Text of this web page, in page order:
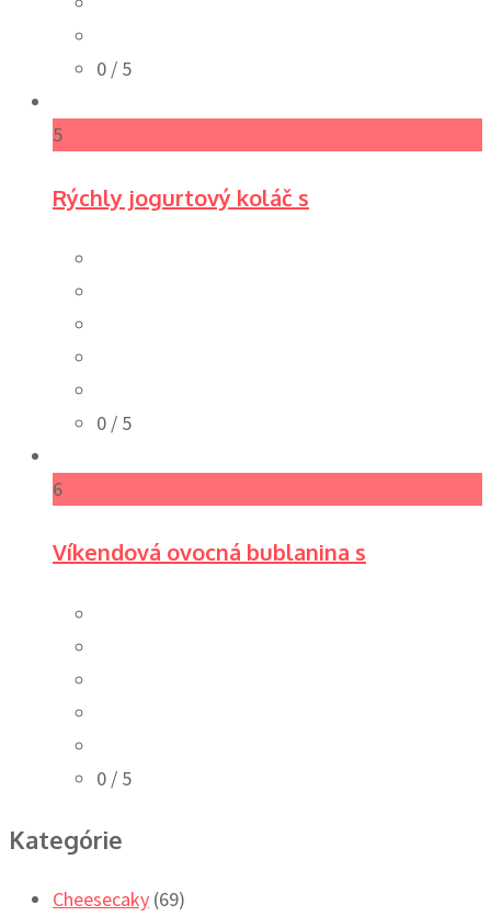
0 / 5
5
Rýchly jogurtový koláč s
0 / 5
6
Víkendová ovocná bublanina s
0 / 5
Kategórie
Cheesecaky (69)